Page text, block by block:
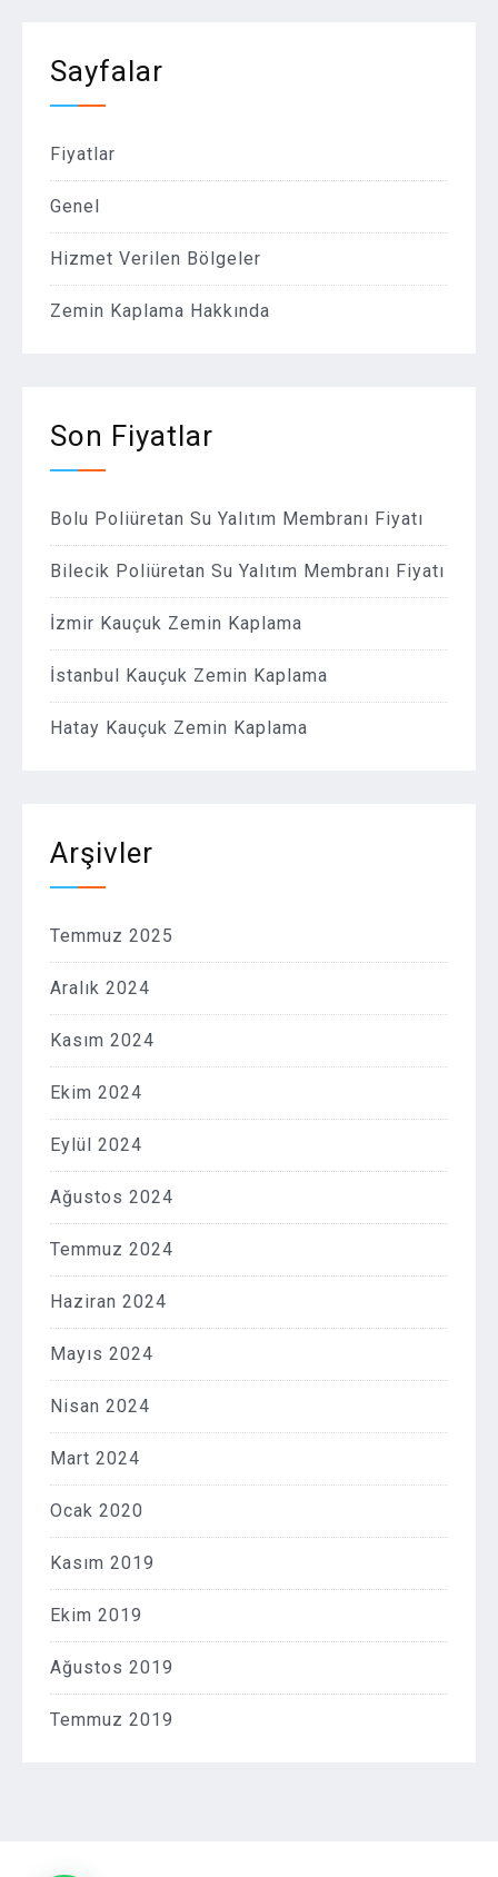
Sayfalar
Fiyatlar
Genel
Hizmet Verilen Bölgeler
Zemin Kaplama Hakkında
Son Fiyatlar
Bolu Poliüretan Su Yalıtım Membranı Fiyatı
Bilecik Poliüretan Su Yalıtım Membranı Fiyatı
İzmir Kauçuk Zemin Kaplama
İstanbul Kauçuk Zemin Kaplama
Hatay Kauçuk Zemin Kaplama
Arşivler
Temmuz 2025
Aralık 2024
Kasım 2024
Ekim 2024
Eylül 2024
Ağustos 2024
Temmuz 2024
Haziran 2024
Mayıs 2024
Nisan 2024
Mart 2024
Ocak 2020
Kasım 2019
Ekim 2019
Ağustos 2019
Temmuz 2019